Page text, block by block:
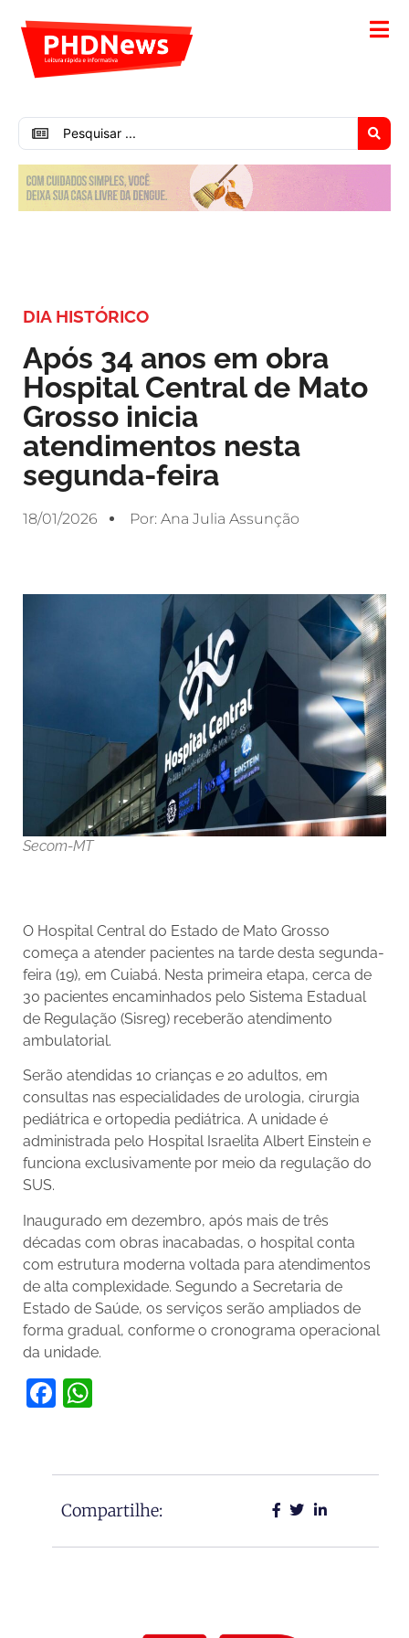
DIA HISTÓRICO
Após 34 anos em obra
Hospital Central de Mato
Grosso inicia
atendimentos nesta
segunda-feira
18/01/2026 Por: Ana Julia Assunção
Secom-MT
O Hospital Central do Estado de Mato Grosso
começa a atender pacientes na tarde desta segunda-
feira (19), em Cuiabá. Nesta primeira etapa, cerca de
30 pacientes encaminhados pelo Sistema Estadual
de Regulação (Sisreg) receberão atendimento
ambulatorial.
Serão atendidas 10 crianças e 20 adultos, em
consultas nas especialidades de urologia, cirurgia
pediátrica e ortopedia pediátrica. A unidade é
administrada pelo Hospital Israelita Albert Einstein e
funciona exclusivamente por meio da regulação do
SUS.
Inaugurado em dezembro, após mais de três
décadas com obras inacabadas, o hospital conta
com estrutura moderna voltada para atendimentos
de alta complexidade. Segundo a Secretaria de
Estado de Saúde, os serviços serão ampliados de
forma gradual, conforme o cronograma operacional
da unidade.
Facebook
Compartilhe: